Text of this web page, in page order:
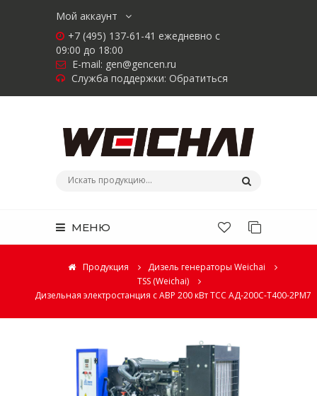
Мой аккаунт
+7 (495) 137-61-41 ежедневно с
09:00 до 18:00
E-mail: gen@gencen.ru
Служба поддержки: Обратиться
МЕНЮ
Продукция
Дизель генераторы Weichai
TSS (Weichai)
Дизельная электростанция с АВР 200 кВт ТСС АД-200С-Т400-2РМ7